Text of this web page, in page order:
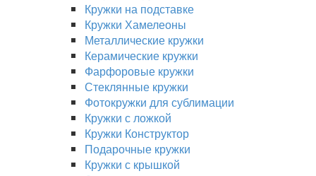
Кружки на подставке
Кружки Хамелеоны
Металлические кружки
Керамические кружки
Фарфоровые кружки
Стеклянные кружки
Фотокружки для сублимации
Кружки с ложкой
Кружки Конструктор
Подарочные кружки
Кружки с крышкой